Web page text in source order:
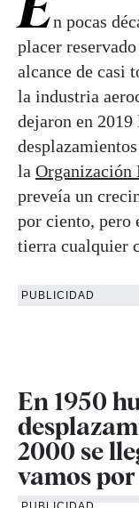
n pocas
placer
alcance de casi
la industria
dejaron en
la
preveía un
por ciento, pero
tierra cualquier
PUBLICIDAD
En 1950
2000 se
vamos